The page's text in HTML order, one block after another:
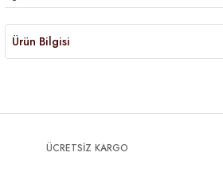
Ürün Bilgisi
ÜCRETSİZ KARGO